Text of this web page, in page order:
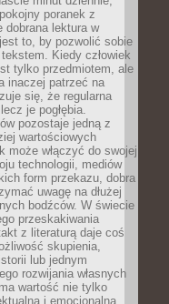
poranek z
dobrana lektura w
to, by pozwolić sobie
Kiedy człowiek
tylko przedmiotem, ale
inaczej patrzeć na
się, że regularna
je pogłębia.
pozostaje jedną z
wartościowych
może włączyć do swojej
technologii, mediów
form przekazu, dobra
uwagę na dłużej
bodźców. W świecie
przeskakiwania
z literaturą daje coś
skupienia,
lub jednym
rozwijania własnych
wartość nie tylko
i emocjonalną.